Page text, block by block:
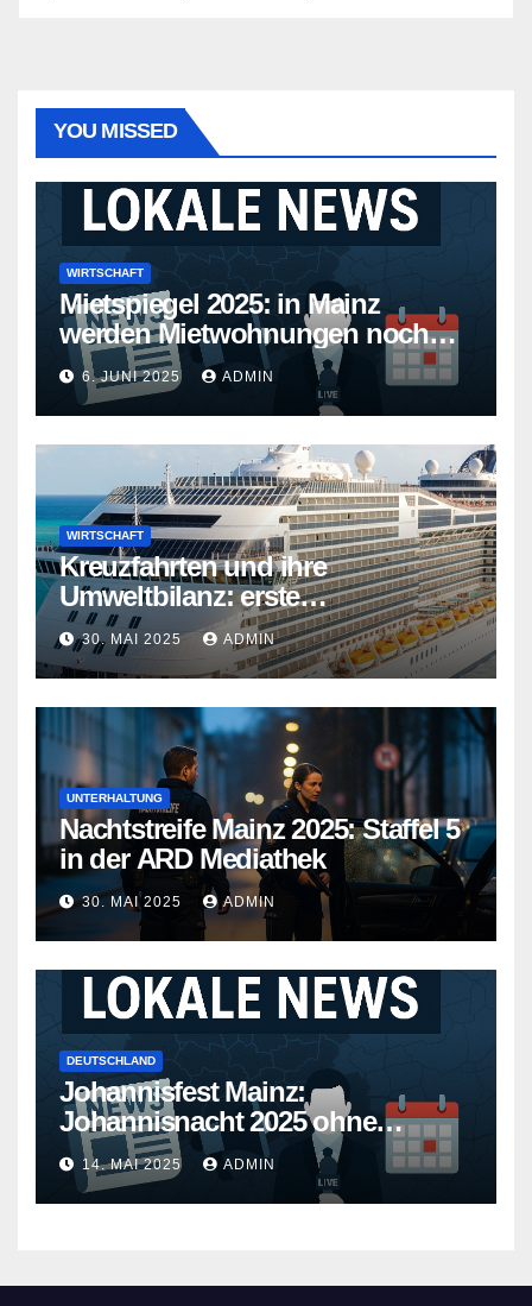
YOU MISSED
WIRTSCHAFT
Mietspiegel 2025: in Mainz
werden Mietwohnungen noch
teurer
6. JUNI 2025 ADMIN
WIRTSCHAFT
Kreuzfahrten und ihre
Umweltbilanz: erste
Kreuzfahrtschiffe gehen neue
Wege
30. MAI 2025 ADMIN
UNTERHALTUNG
Nachtstreife Mainz 2025: Staffel 5
in der ARD Mediathek
30. MAI 2025 ADMIN
DEUTSCHLAND
Johannisfest Mainz:
Johannisnacht 2025 ohne
Feuerwerk
14. MAI 2025 ADMIN